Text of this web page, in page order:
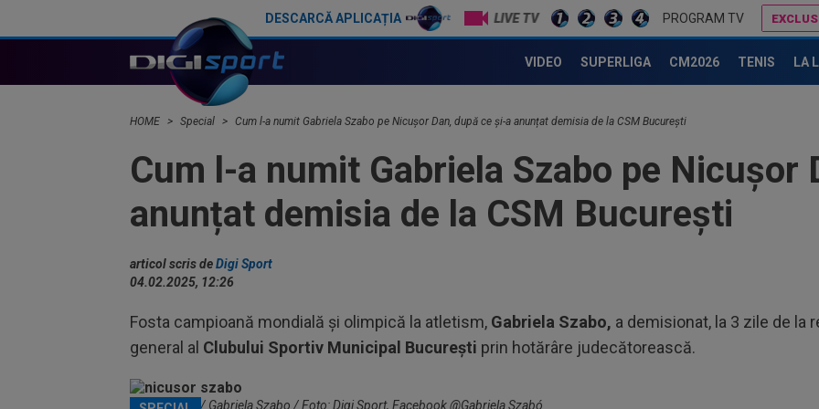
DESCARCĂ APLICAȚIA LIVE TV PROGRAM TV
VIDEO SUPERLIGA CM2026 TENIS LA
HOME Special Cum l-a numit Gabriela Szabo pe Nicușor Dan, după ce și-a anunțat demisia de la CSM București
Cum l-a numit Gabriela Szabo pe Nicușor
anunțat demisia de la CSM București
articol scris deDigi Sport
04.02.2025, 12:26
Fosta campioană mondială şi olimpică la atletism, Gabriela Szabo, a demisionat, la 3 zile de la
general al Clubului Sportiv Municipal Bucureşti prin hotărâre judecătorească.
Nicușor Dan / Gabriela Szabo / Foto: Digi Sport, Facebook @Gabriela Szabó
ți